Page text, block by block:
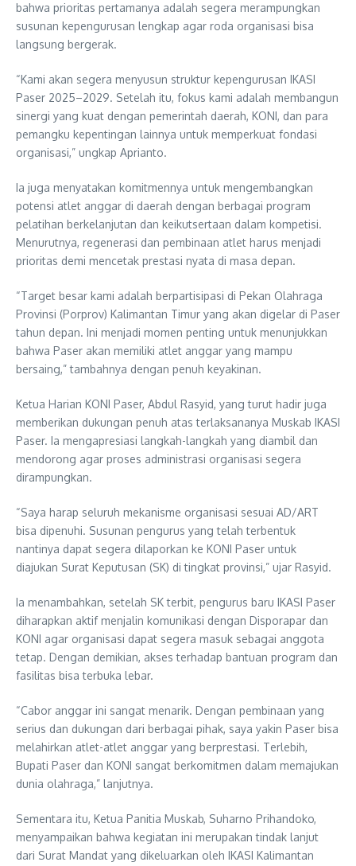
bahwa prioritas pertamanya adalah segera merampungkan
susunan kepengurusan lengkap agar roda organisasi bisa
langsung bergerak.
“Kami akan segera menyusun struktur kepengurusan IKASI
Paser 2025–2029. Setelah itu, fokus kami adalah membangun
sinergi yang kuat dengan pemerintah daerah, KONI, dan para
pemangku kepentingan lainnya untuk memperkuat fondasi
organisasi,” ungkap Aprianto.
Ia juga menyatakan komitmennya untuk mengembangkan
potensi atlet anggar di daerah dengan berbagai program
pelatihan berkelanjutan dan keikutsertaan dalam kompetisi.
Menurutnya, regenerasi dan pembinaan atlet harus menjadi
prioritas demi mencetak prestasi nyata di masa depan.
“Target besar kami adalah berpartisipasi di Pekan Olahraga
Provinsi (Porprov) Kalimantan Timur yang akan digelar di Paser
tahun depan. Ini menjadi momen penting untuk menunjukkan
bahwa Paser akan memiliki atlet anggar yang mampu
bersaing,” tambahnya dengan penuh keyakinan.
Ketua Harian KONI Paser, Abdul Rasyid, yang turut hadir juga
memberikan dukungan penuh atas terlaksananya Muskab IKASI
Paser. Ia mengapresiasi langkah-langkah yang diambil dan
mendorong agar proses administrasi organisasi segera
dirampungkan.
“Saya harap seluruh mekanisme organisasi sesuai AD/ART
bisa dipenuhi. Susunan pengurus yang telah terbentuk
nantinya dapat segera dilaporkan ke KONI Paser untuk
diajukan Surat Keputusan (SK) di tingkat provinsi,” ujar Rasyid.
Ia menambahkan, setelah SK terbit, pengurus baru IKASI Paser
diharapkan aktif menjalin komunikasi dengan Disporapar dan
KONI agar organisasi dapat segera masuk sebagai anggota
tetap. Dengan demikian, akses terhadap bantuan program dan
fasilitas bisa terbuka lebar.
“Cabor anggar ini sangat menarik. Dengan pembinaan yang
serius dan dukungan dari berbagai pihak, saya yakin Paser bisa
melahirkan atlet-atlet anggar yang berprestasi. Terlebih,
Bupati Paser dan KONI sangat berkomitmen dalam memajukan
dunia olahraga,” lanjutnya.
Sementara itu, Ketua Panitia Muskab, Suharno Prihandoko,
menyampaikan bahwa kegiatan ini merupakan tindak lanjut
dari Surat Mandat yang dikeluarkan oleh IKASI Kalimantan